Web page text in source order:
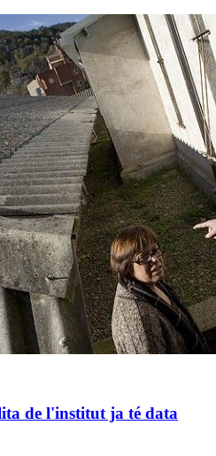
de l'institut ja té data